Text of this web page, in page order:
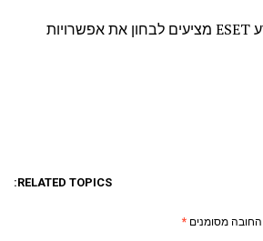
בחברת אבטחת המידע ESET מציעים לבחון את אפשרויות
RELATED TOPICS:
מסומנים *